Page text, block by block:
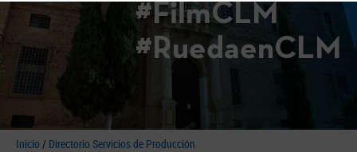
#FilmCLM
#RuedaenCLM
Inicio / Directorio Servicios de Producción